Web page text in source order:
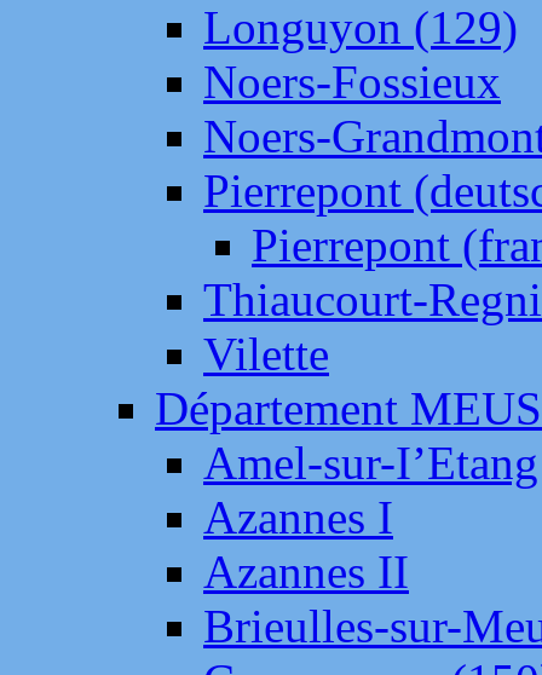
Longuyon (129)
Noers-Fossieux
Noers-
Pierrepont
Pierrepont
Thiaucourt-
Vilette
Département
Amel-sur-
Azannes I
Azannes II
Brieulles-sur-